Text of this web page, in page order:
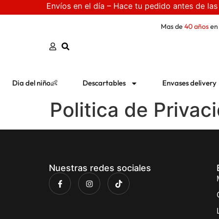
Envíos en el día – Hace tu pedido antes de
Mas de 40 años
Dia del niño👶 Descartables Envases delivery
Politica de
Nuestras redes sociales